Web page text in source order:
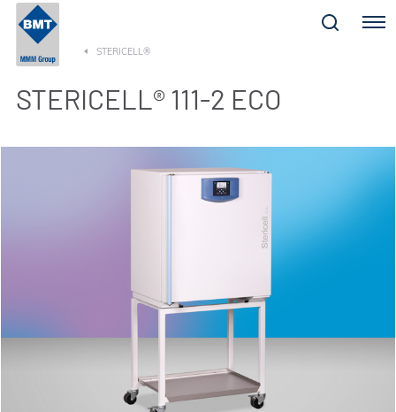
Menu
STERICELL®
STERICELL® 111-2 ECO